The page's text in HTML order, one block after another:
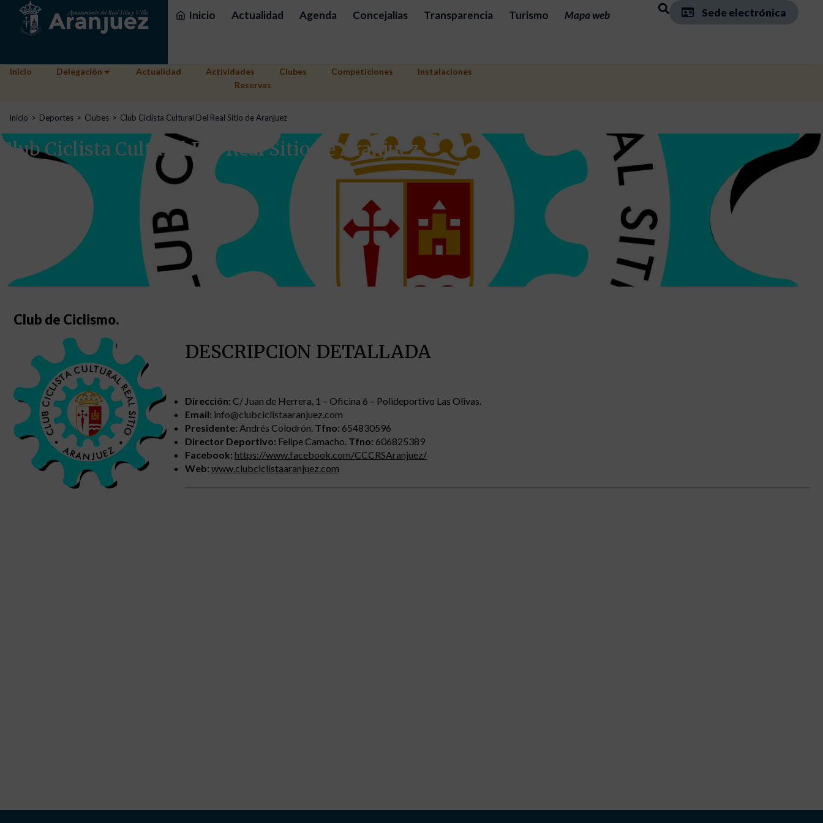
Inicio Actualidad Agenda Concejalías Transparencia Turismo Mapa web Sede electrónica
Inicio Delegación Actualidad Actividades Clubes Competiciones
Instalaciones
Reservas
Estás aquí:
Inicio Deportes Clubes Club Ciclista Cultural Del Real Sitio de Aranjuez
Club Ciclista Cultural Del Real Sitio de Aranjuez
Club de Ciclismo.
DESCRIPCION DETALLADA
Dirección: C/ Juan de Herrera, 1 – Oficina 6 – Polideportivo Las Olivas.
Email: info@clubciclistaaranjuez.com
Presidente: Andrés Colodrón. Tfno: 654830596
Director Deportivo: Felipe Camacho. Tfno: 606825389
Facebook: https://www.facebook.com/CCCRSAranjuez/
Web: www.clubciclistaaranjuez.com